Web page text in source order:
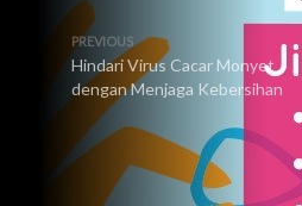
PREVIOUS
Hindari Virus Cacar Monyet
dengan Menjaga Kebersihan